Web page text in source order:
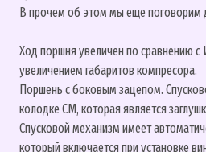
В прочем об этом мы еще поговорим
Ход поршня увеличен по сравнению
увеличением габаритов компресора.
Поршень с боковым зацепом.
колодке СМ, которая является
Спусковой механизм имеет
который включается при установке